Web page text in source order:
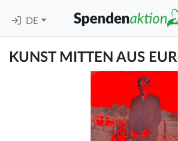
DE
KUNST MITTEN AUS